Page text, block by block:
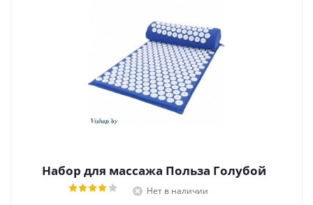
Набор для массажа Польза Голубой
Нет в наличии